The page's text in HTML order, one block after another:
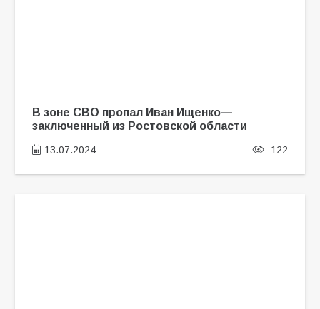
В зоне СВО пропал Иван Ищенко—
заключенный из Ростовской области
13.07.2024 122